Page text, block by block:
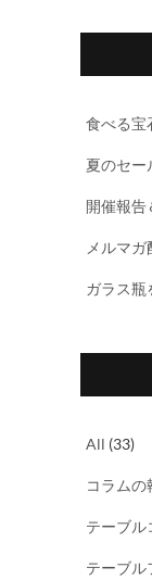
食べる宝
夏のセー
開催報告
メルマ
ガラス瓶
All (33)
コラムの
テーブル
テーブル